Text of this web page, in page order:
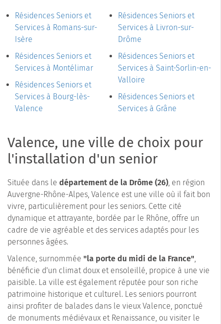
Résidences Seniors et
Services à Romans-sur-
Isère
Résidences Seniors et
Services à Montélimar
Résidences Seniors et
Services à Bourg-lès-
Valence
Résidences Seniors et
Services à Livron-sur-
Drôme
Résidences Seniors et
Services à Saint-Sorlin-en-
Valloire
Résidences Seniors et
Services à Grâne
Valence, une ville de choix pour
l'installation d'un senior
Située dans le département de la Drôme (26) , en région
Auvergne-Rhône-Alpes, Valence est une ville où il fait bon
vivre, particulièrement pour les seniors. Cette cité
dynamique et attrayante, bordée par le Rhône, offre un
cadre de vie agréable et des services adaptés pour les
personnes âgées.
Valence, surnommée "la porte du midi de la France"
bénéficie d'un climat doux et ensoleillé, propice à une vie
paisible. La ville est également réputée pour son riche
patrimoine historique et culturel. Les seniors pourront
ainsi profiter de balades dans le vieux Valence, ponctué
de monuments médiévaux et Renaissance, ou visiter le